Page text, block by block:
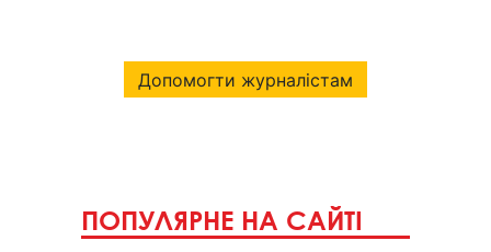
Допомогти журналістам
ПОПУЛЯРНЕ НА САЙТІ